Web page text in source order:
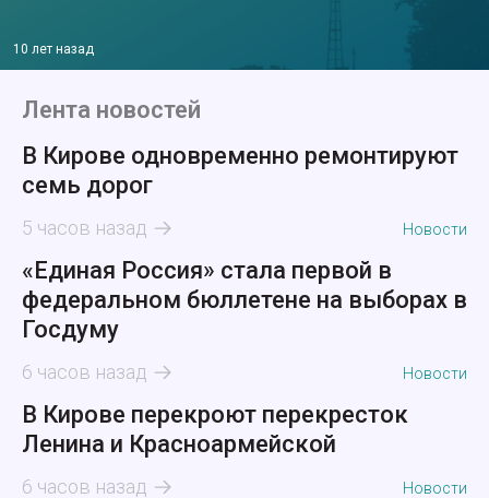
10 лет назад
Лента новостей
В Кирове одновременно ремонтируют
семь дорог
5 часов назад Новости
«Единая Россия» стала первой в
федеральном бюллетене на выборах в
Госдуму
6 часов назад Новости
В Кирове перекроют перекресток
Ленина и Красноармейской
6 часов назад Новости